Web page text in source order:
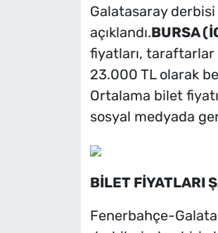
Galatasaray
açıklandı.BURSA
fiyatları, taraftarlar
23.000 TL olarak
Ortalama bilet
sosyal medyada
BİLET FİYATLARI
Fenerbahçe-